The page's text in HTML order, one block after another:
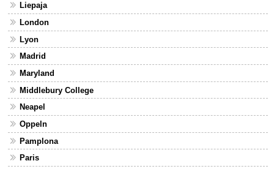
Liepaja
London
Lyon
Madrid
Maryland
Middlebury College
Neapel
Oppeln
Pamplona
Paris